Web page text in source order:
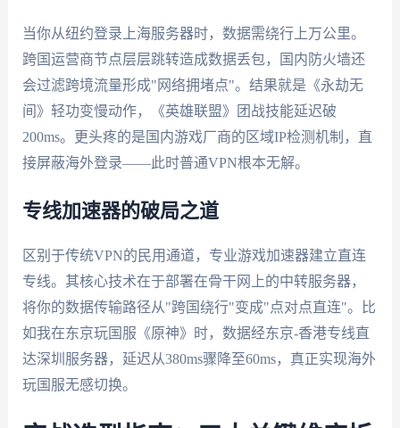
当你从纽约登录上海服务器时，数据需绕行上万公里。
跨国运营商节点层层跳转造成数据丢包，国内防火墙还
会过滤跨境流量形成"网络拥堵点"。结果就是《永劫无
间》轻功变慢动作，《英雄联盟》团战技能延迟破
200ms。更头疼的是国内游戏厂商的区域IP检测机制，直
接屏蔽海外登录——此时普通VPN根本无解。
专线加速器的破局之道
区别于传统VPN的民用通道，专业游戏加速器建立直连
专线。其核心技术在于部署在骨干网上的中转服务器，
将你的数据传输路径从"跨国绕行"变成"点对点直连"。比
如我在东京玩国服《原神》时，数据经东京-香港专线直
达深圳服务器，延迟从380ms骤降至60ms，真正实现海外
玩国服无感切换。